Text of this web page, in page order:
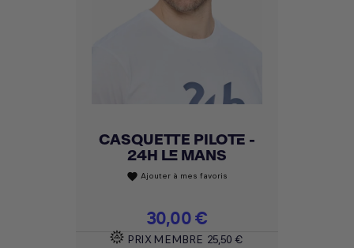
CASQUETTE PILOTE -
24H LE MANS
favorite Ajouter à mes favoris
Prix
30,00 €
PRIX MEMBRE 25,50 €